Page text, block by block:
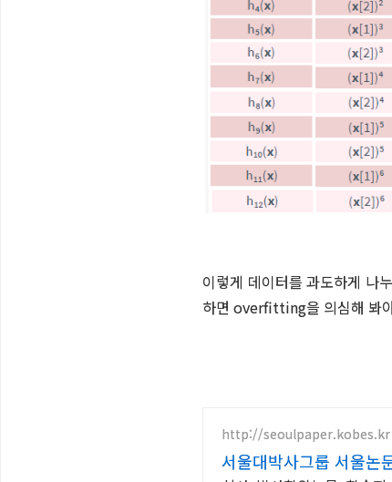
이렇게 데이터를 과도하게 나
하면 overfitting을 의심해 봐
http://seoulpaper.kobes.kr
서울대박사그룹 서울논